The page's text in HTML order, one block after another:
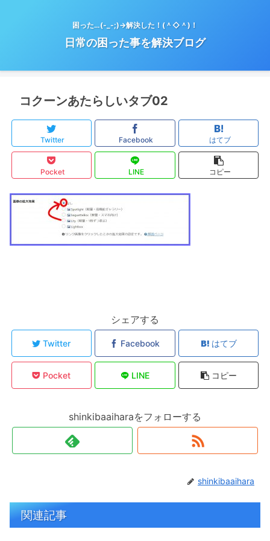
困った…(-_-;)→解決した！(＾◇＾)！
日常の困った事を解決ブログ
コクーンあたらしいタブ02
Twitter Facebook はてブ
Pocket LINE コピー
シェアする
Twitter Facebook はてブ
Pocket LINE コピー
shinkibaaiharaをフォローする
shinkibaaihara
関連記事